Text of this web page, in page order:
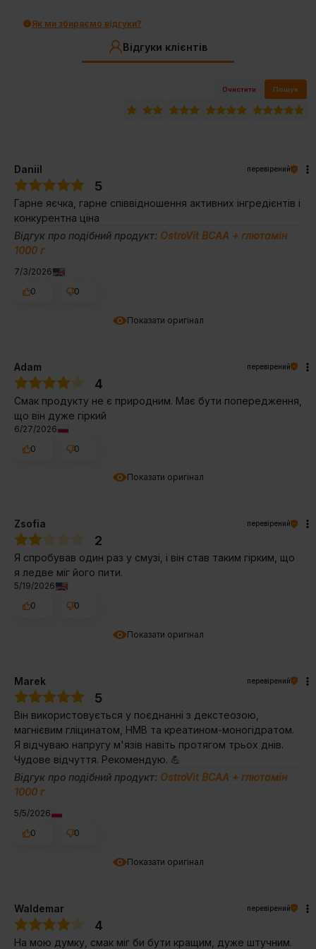
Як ми збираємо відгуки?
Відгуки клієнтів
Очистити Пошук
Показати оригінал
Daniil перевірений
5
Гарне яєчка, гарне співвідношення активних інгредієнтів і
конкурентна ціна
Відгук про подібний продукт: OstroVit BCAA + глютамін
1000 г
7/3/2026
0
0
Показати оригінал
Adam перевірений
4
Смак продукту не є природним. Має бути попередження,
що він дуже гіркий
6/27/2026
0
0
Показати оригінал
Zsofia перевірений
2
Я спробував один раз у смузі, і він став таким гірким, що
я ледве міг його пити.
5/19/2026
0
0
Показати оригінал
Marek перевірений
5
Він використовується у поєднанні з декстеозою,
магнієвим гліцинатом, HMB та креатином-моногідратом.
Я відчуваю напругу м'язів навіть протягом трьох днів.
Чудове відчуття. Рекомендую. 💪
Відгук про подібний продукт: OstroVit BCAA + глютамін
1000 г
5/5/2026
0
0
Waldemar перевірений
4
На мою думку, смак міг би бути кращим, дуже штучним.